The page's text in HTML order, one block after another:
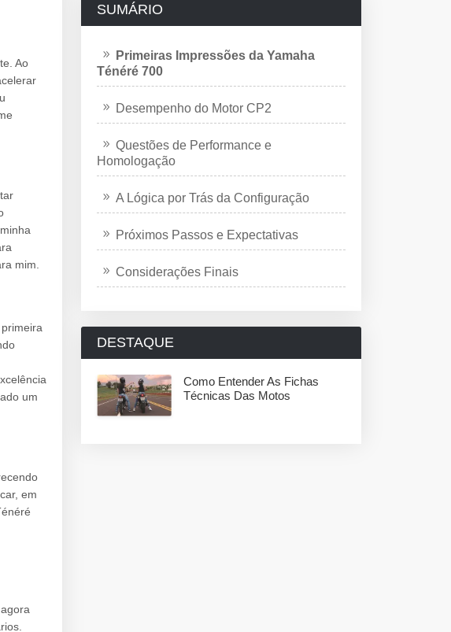
Ao
mim.
um
em
SUMÁRIO
Primeiras Impressões da Yamaha
Ténéré 700
Desempenho do Motor CP2
Questões de Performance e
Homologação
A Lógica por Trás da Configuração
Próximos Passos e Expectativas
Considerações Finais
DESTAQUE
Como Entender As Fichas
Técnicas Das Motos